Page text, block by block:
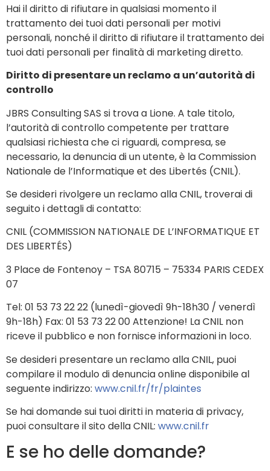
Hai il diritto di rifiutare in qualsiasi momento il
trattamento dei tuoi dati personali per motivi
personali, nonché il diritto di rifiutare il trattamento dei
tuoi dati personali per finalità di marketing diretto.
Diritto di presentare un reclamo a un’autorità di
controllo
JBRS Consulting SAS si trova a Lione. A tale titolo,
l’autorità di controllo competente per trattare
qualsiasi richiesta che ci riguardi, compresa, se
necessario, la denuncia di un utente, è la Commission
Nationale de l’Informatique et des Libertés (CNIL).
Se desideri rivolgere un reclamo alla CNIL, troverai di
seguito i dettagli di contatto:
CNIL (COMMISSION NATIONALE DE L’INFORMATIQUE ET
DES LIBERTÉS)
3 Place de Fontenoy – TSA 80715 – 75334 PARIS CEDEX
07
Tel: 01 53 73 22 22 (lunedì-giovedì 9h-18h30 / venerdì
9h-18h) Fax: 01 53 73 22 00 Attenzione! La CNIL non
riceve il pubblico e non fornisce informazioni in loco.
Se desideri presentare un reclamo alla CNIL, puoi
compilare il modulo di denuncia online disponibile al
seguente indirizzo: www.cnil.fr/fr/plaintes
Se hai domande sui tuoi diritti in materia di privacy,
puoi consultare il sito della CNIL: www.cnil.fr
E se ho delle domande?